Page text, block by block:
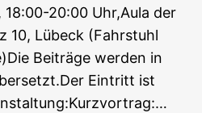
18:00-20:00 Uhr,Aula der
10, Lübeck (Fahrstuhl
Beiträge werden in
Eintritt ist